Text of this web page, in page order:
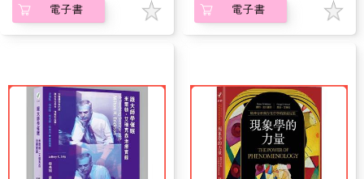
電子書 電子書